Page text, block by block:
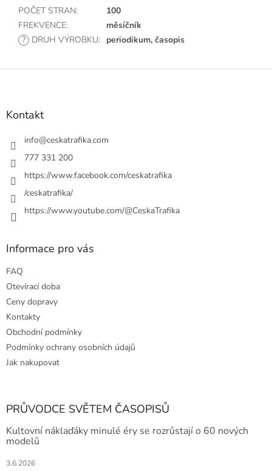
POČET STRAN:
100
FREKVENCE:
měsíčník
? DRUH VÝROBKU: periodikum, časopis
Z
Kontakt
info@ceskatrafika.com
777 331 200
https://www.facebook.com/ceskatrafika
/ceskatrafika/
https://www.youtube.com/@CeskaTrafika
Informace pro vás
FAQ
Otevírací doba
Ceny dopravy
Kontakty
Obchodní podmínky
Podmínky ochrany osobních údajů
Jak nakupovat
PRŮVODCE SVĚTEM ČASOPISŮ
Kultovní náklaďáky minulé éry se rozrůstají o 60 nových
modelů
3.6.2026